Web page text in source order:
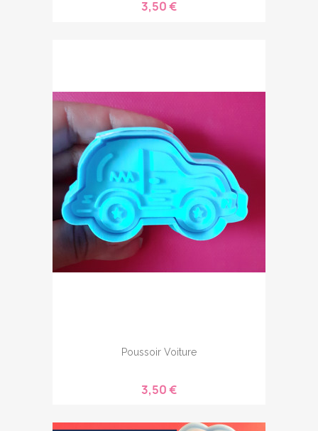
3,50 €
Poussoir Voiture
3,50 €